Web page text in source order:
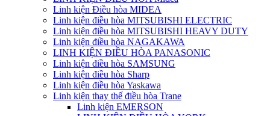
Linh kiện Điều hòa MIDEA
Linh kiện điều hòa MITSUBISHI ELECTRIC
Linh kiện điều hòa MITSUBISHI HEAVY DUTY
Linh kiện điều hòa NAGAKAWA
LINH KIỆN ĐIỀU HÒA PANASONIC
Linh kiện điều hòa SAMSUNG
Linh kiện điều hòa Sharp
Linh kiện điều hòa Yaskawa
Linh kiện thay thế điều hòa Trane
Linh kiện EMERSON